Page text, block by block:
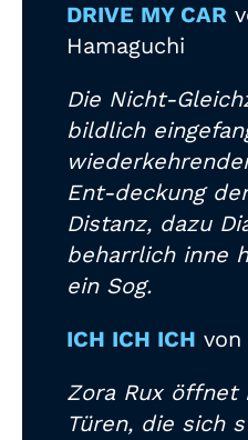
DRIVE MY CAR
Hamaguchi
Die Nicht-
bildlich
Ent-deckung
Distanz, dazu
beharrlich inne
ein Sog.
ICH ICH ICH von
Zora Rux
Türen, die sich